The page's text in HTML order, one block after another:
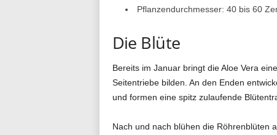
Pflanzendurchmesser: 40 bis 60
Die Blüte
Bereits im Januar bringt die Aloe Vera
Seitentriebe bilden. An den Enden
und formen eine spitz zulaufende
Nach und nach blühen die Röhrenblüten